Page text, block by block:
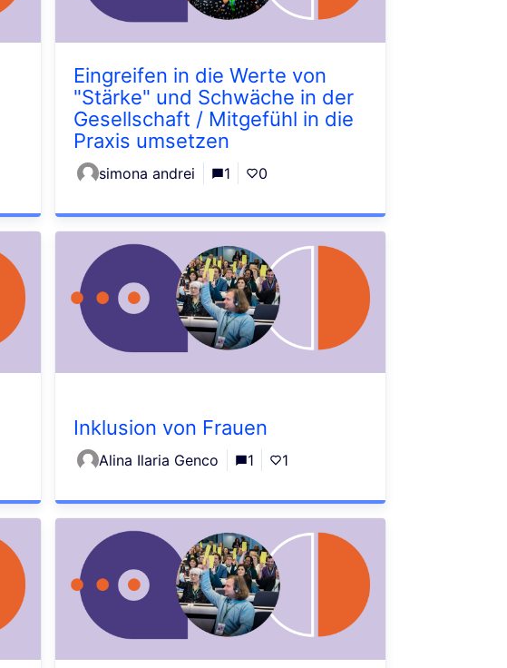
Eingreifen in die Werte von
"Stärke" und Schwäche in der
Gesellschaft / Mitgefühl in die
Praxis umsetzen
simona andrei 1 0
Inklusion von Frauen
Alina Ilaria Genco 1 1